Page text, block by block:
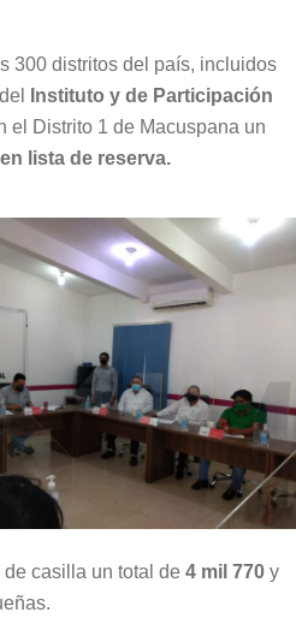
300 distritos del país, incluidos
Instituto y de Participación
el Distrito 1 de Macuspana un
lista de reserva.
casilla un total de 4 mil 770 y